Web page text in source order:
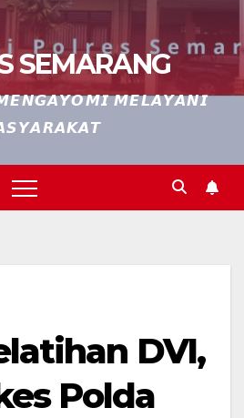
SEMARANG
𝙈𝙀𝙇𝘼𝙔𝘼𝙉𝙄
DVI,
Polda